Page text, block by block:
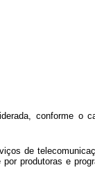
conforme o
de
produtoras e